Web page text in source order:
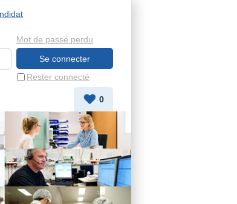
Rester connecté
Mot de passe perdu
0